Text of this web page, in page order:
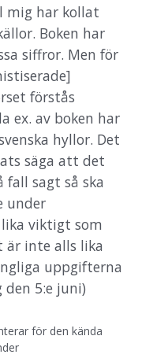
mig har kollat
Boken har
siffror. Men för
förstås
ex. av boken har
hyllor. Det
säga att det
fall sagt så ska
under
viktigt som
är inte alls lika
uppgifterna
den 5:e juni)
för den kända